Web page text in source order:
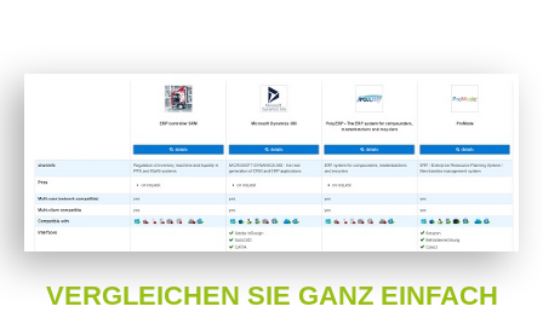
VERGLEICHEN SIE GANZ EINFACH